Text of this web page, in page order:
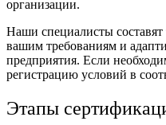
организации.
Наши специалисты составят
вашим требованиям и
предприятия. Если
регистрацию условий в
Этапы